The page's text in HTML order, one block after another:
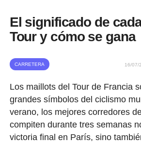
El significado de
Tour y cómo se gana
CARRETERA 16/07/
Los maillots del Tour de Francia
grandes símbolos del ciclismo
verano, los mejores corredores
compiten durante tres semanas
victoria final en París, sino